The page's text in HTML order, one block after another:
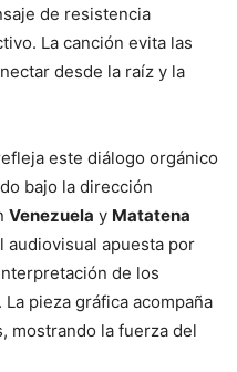
de resistencia
La canción evita las
desde la raíz y la
este diálogo orgánico
bajo la dirección
Venezuela y Matatena
audiovisual apuesta por
de los
pieza gráfica acompaña
mostrando la fuerza del